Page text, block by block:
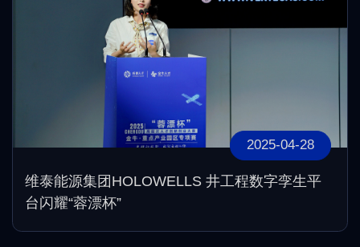
2025-04-28
维泰能源集团HOLOWELLS 井工程数字孪生平
台闪耀“蓉漂杯”